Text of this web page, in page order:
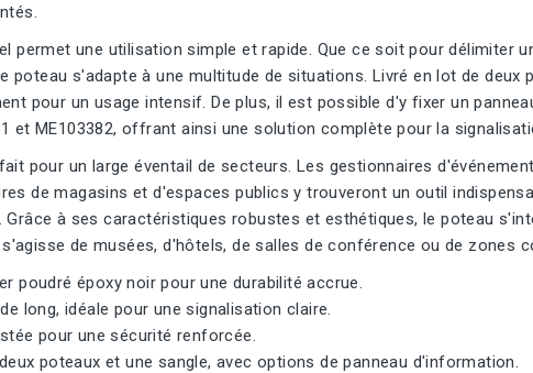
permet une utilisation simple et rapide. Que ce soit pour délimiter
poteau s'adapte à une multitude de situations. Livré en lot de deux
pour un usage intensif. De plus, il est possible d'y fixer un
et ME103382, offrant ainsi une solution complète pour la
pour un large éventail de secteurs. Les gestionnaires
de magasins et d'espaces publics y trouveront un outil
à ses caractéristiques robustes et esthétiques, le poteau
de musées, d'hôtels, de salles de conférence ou de zones
poudré époxy noir pour une durabilité accrue.
long, idéale pour une signalisation claire.
pour une sécurité renforcée.
poteaux et une sangle, avec options de panneau d'information.